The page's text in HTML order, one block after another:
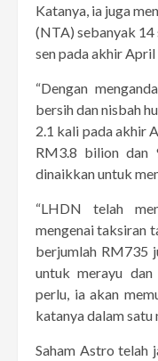
Katanya, ia juga
(NTA) sebanyak 14
sen pada akhir
“Dengan
bersih dan nisbah
2.1 kali pada akhir
RM3.8 bilion dan
dinaikkan untuk
“LHDN telah
mengenai taksiran
berjumlah RM735
untuk merayu
perlu, ia akan
katanya dalam
Saham Astro telah